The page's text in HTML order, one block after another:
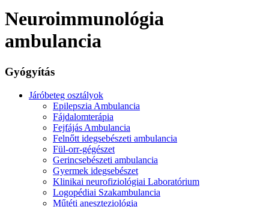
Neuroimmunológia
ambulancia
Gyógyítás
Járóbeteg osztályok
Epilepszia Ambulancia
Fájdalomterápia
Fejfájás Ambulancia
Felnőtt idegsebészeti ambulancia
Fül-orr-gégészet
Gerincsebészeti ambulancia
Gyermek idegsebészet
Klinikai neurofiziológiai Laboratórium
Logopédiai Szakambulancia
Műtéti aneszteziológia